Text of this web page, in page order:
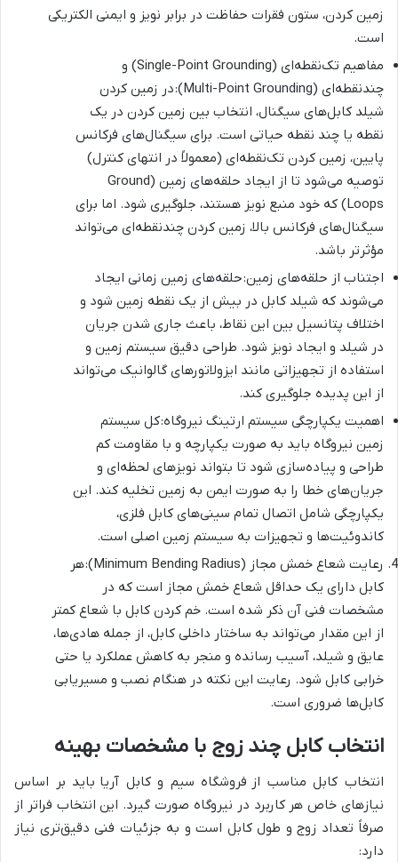
زمین کردن، ستون فقرات حفاظت در برابر نویز و ایمنی الکتریکی
است.
مفاهیم تک‌نقطه‌ای (Single-Point Grounding) و
چندنقطه‌ای (Multi-Point Grounding): در زمین کردن
شیلد کابل‌های سیگنال، انتخاب بین زمین کردن در یک
نقطه یا چند نقطه حیاتی است. برای سیگنال‌های فرکانس
پایین، زمین کردن تک‌نقطه‌ای (معمولاً در انتهای کنترل)
توصیه می‌شود تا از ایجاد حلقه‌های زمین (Ground
Loops) که خود منبع نویز هستند، جلوگیری شود. اما برای
سیگنال‌های فرکانس بالا، زمین کردن چندنقطه‌ای می‌تواند
مؤثرتر باشد.
اجتناب از حلقه‌های زمین: حلقه‌های زمین زمانی ایجاد
می‌شوند که شیلد کابل در بیش از یک نقطه زمین شود و
اختلاف پتانسیل بین این نقاط، باعث جاری شدن جریان
در شیلد و ایجاد نویز شود. طراحی دقیق سیستم زمین و
استفاده از تجهیزاتی مانند ایزولاتورهای گالوانیک می‌تواند
از این پدیده جلوگیری کند.
اهمیت یکپارچگی سیستم ارتینگ نیروگاه: کل سیستم
زمین نیروگاه باید به صورت یکپارچه و با مقاومت کم
طراحی و پیاده‌سازی شود تا بتواند نویزهای لحظه‌ای و
جریان‌های خطا را به صورت ایمن به زمین تخلیه کند. این
یکپارچگی شامل اتصال تمام سینی‌های کابل فلزی،
کاندوئیت‌ها و تجهیزات به سیستم زمین اصلی است.
رعایت شعاع خمش مجاز (Minimum Bending Radius): هر
کابل دارای یک حداقل شعاع خمش مجاز است که در
مشخصات فنی آن ذکر شده است. خم کردن کابل با شعاع کمتر
از این مقدار می‌تواند به ساختار داخلی کابل، از جمله هادی‌ها،
عایق و شیلد، آسیب رسانده و منجر به کاهش عملکرد یا حتی
خرابی کابل شود. رعایت این نکته در هنگام نصب و مسیریابی
کابل‌ها ضروری است.
انتخاب کابل چند زوج با مشخصات بهینه
انتخاب کابل مناسب از فروشگاه سیم و کابل آریا باید بر اساس
نیازهای خاص هر کاربرد در نیروگاه صورت گیرد. این انتخاب فراتر از
صرفاً تعداد زوج و طول کابل است و به جزئیات فنی دقیق‌تری نیاز
دارد: